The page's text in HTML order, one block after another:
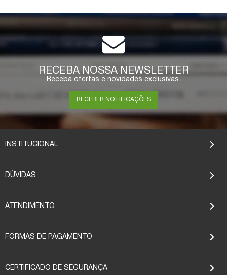
RECEBA NOSSA NEWSLETTER
Receba ofertas e novidades exclusivas.
RECEBER NOTIFICAÇÕES
INSTITUCIONAL
DÚVIDAS
ATENDIMENTO
FORMAS DE PAGAMENTO
CERTIFICADO DE SEGURANÇA